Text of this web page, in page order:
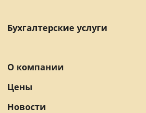
Бухгалтерские услуги
О компании
Цены
Новости